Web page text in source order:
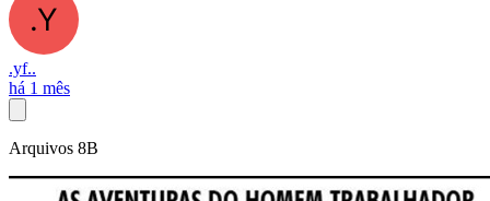
.yf..
há 1 mês
Arquivos 8B